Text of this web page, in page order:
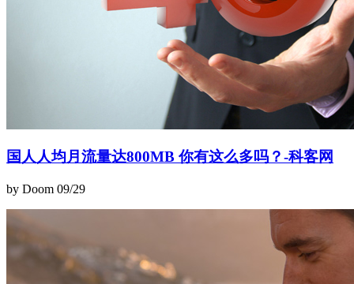
国人人均月流量达800MB 你有这么多吗？-科客网
by Doom 09/29